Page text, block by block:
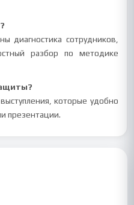
диагностика сотрудников,
разбор по методике
которые удобно
презентации.